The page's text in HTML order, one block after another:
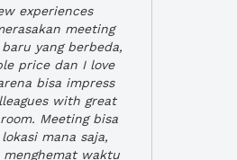
experiences
meeting
yang berbeda,
price dan I love
bisa impress
with great
Meeting bisa
mana saja,
menghemat waktu